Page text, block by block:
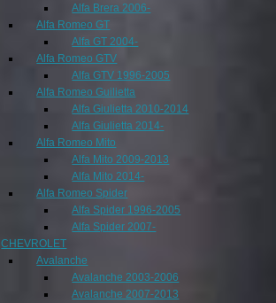
Alfa Brera 2006-
Alfa Romeo GT
Alfa GT 2004-
Alfa Romeo GTV
Alfa GTV 1996-2005
Alfa Romeo Guilietta
Alfa Giulietta 2010-2014
Alfa Giulietta 2014-
Alfa Romeo Mito
Alfa Mito 2009-2013
Alfa Mito 2014-
Alfa Romeo Spider
Alfa Spider 1996-2005
Alfa Spider 2007-
CHEVROLET
Avalanche
Avalanche 2003-2006
Avalanche 2007-2013